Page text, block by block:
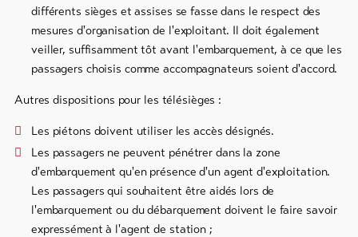
différents sièges et assises se fasse dans le respect des
mesures d'organisation de l'exploitant. Il doit également
veiller, suffisamment tôt avant l'embarquement, à ce que les
passagers choisis comme accompagnateurs soient d'accord.
Autres dispositions pour les télésièges :
Les piétons doivent utiliser les accès désignés.
Les passagers ne peuvent pénétrer dans la zone
d'embarquement qu'en présence d'un agent d'exploitation.
Les passagers qui souhaitent être aidés lors de
l'embarquement ou du débarquement doivent le faire savoir
expressément à l'agent de station ;